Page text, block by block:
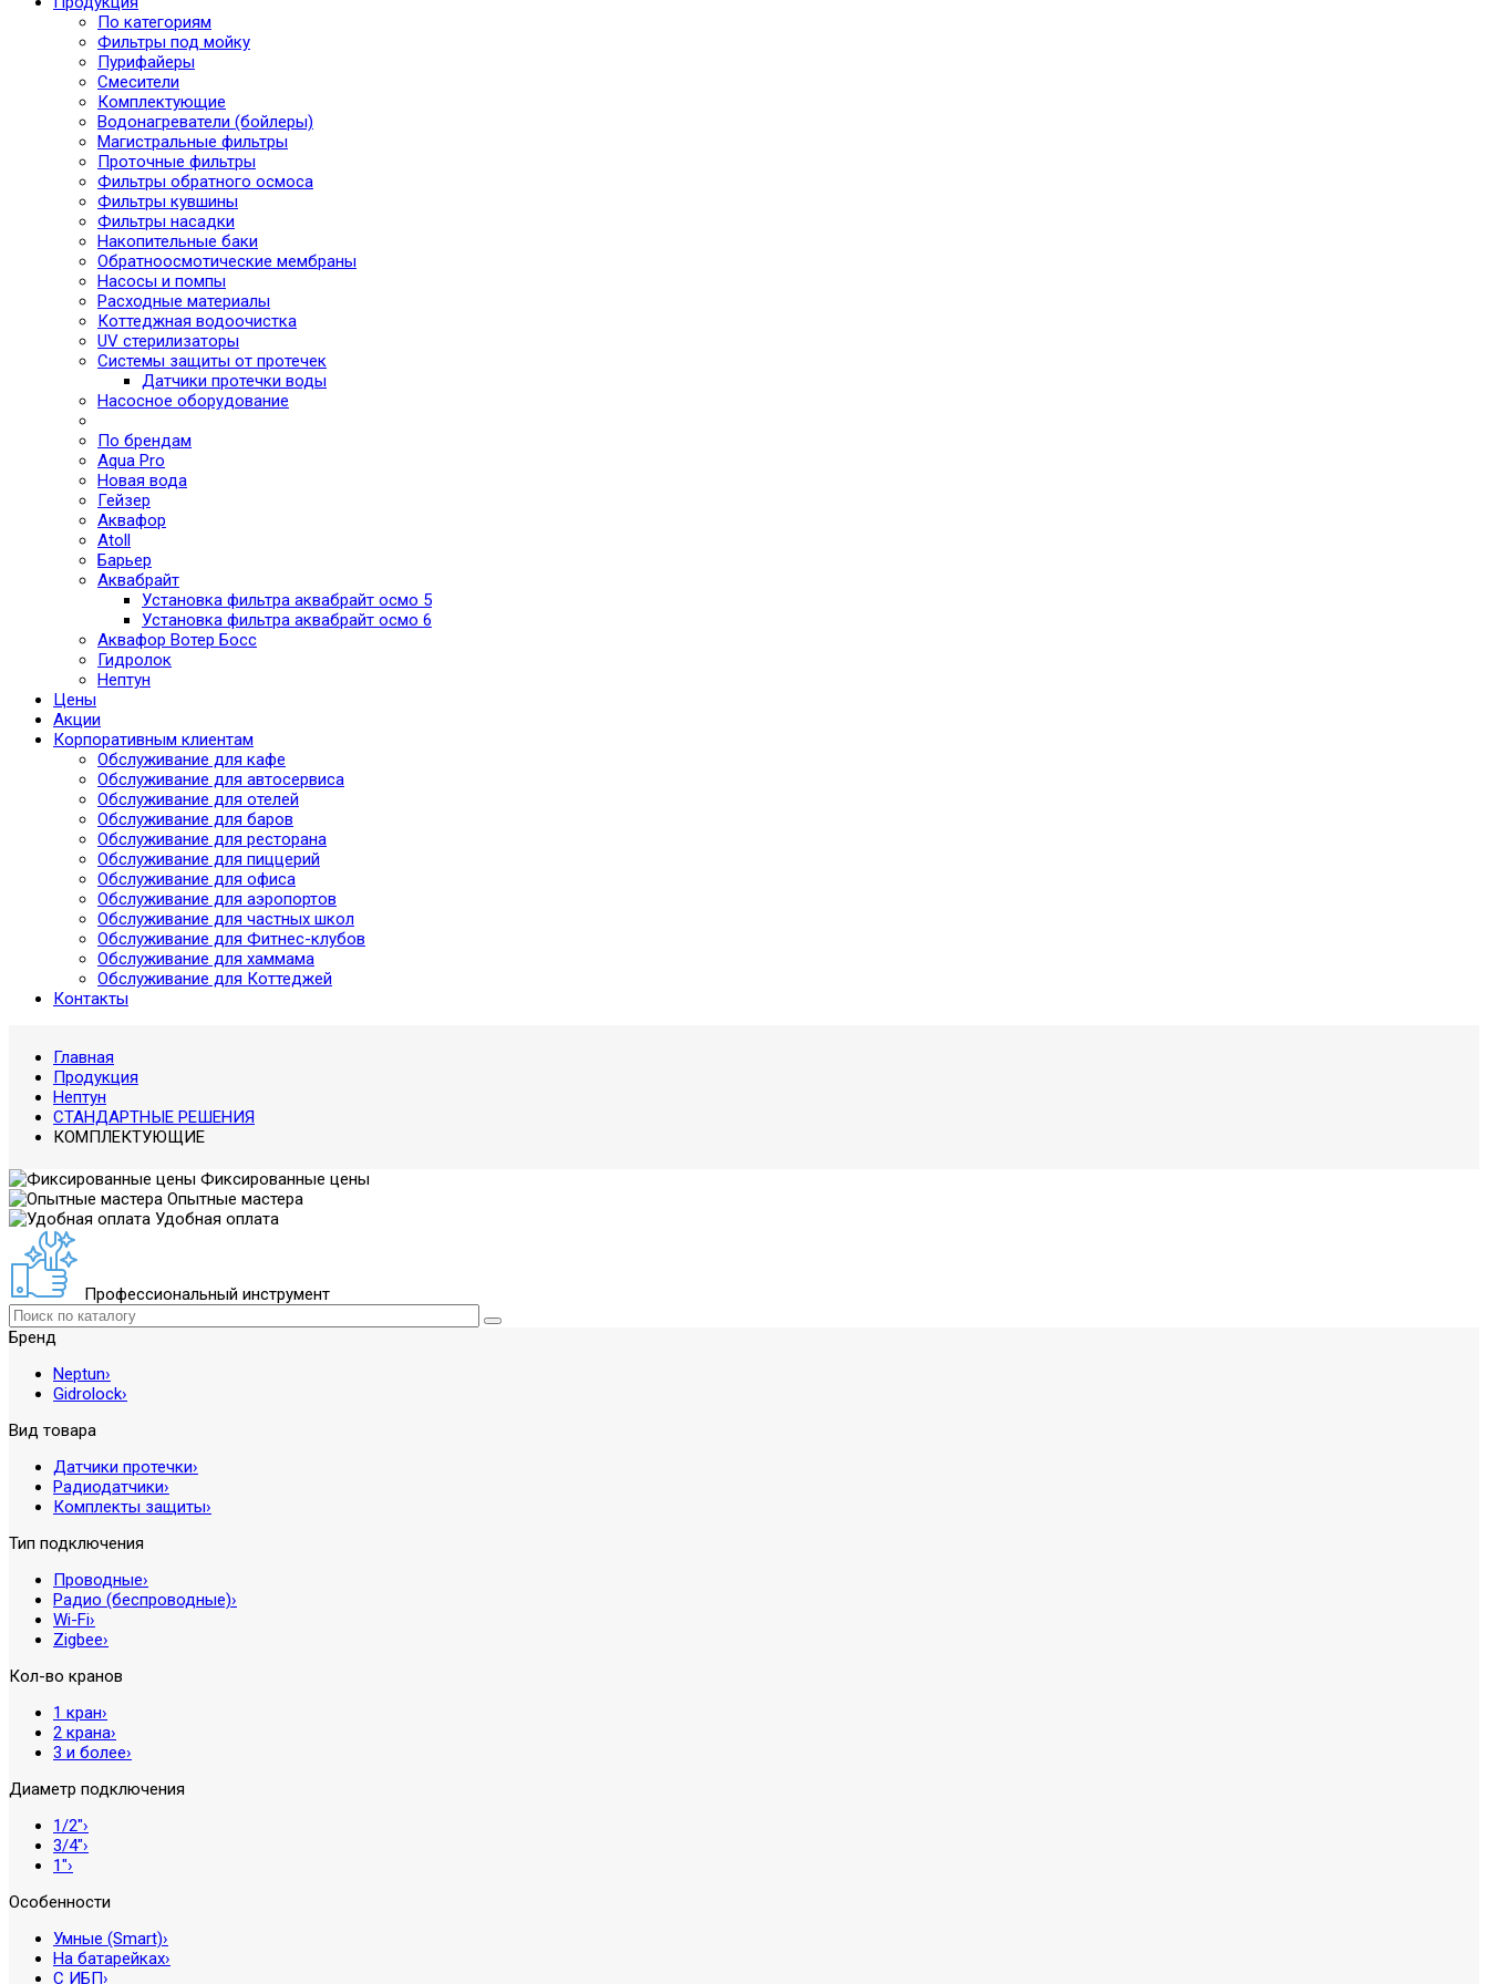
По категориям
Фильтры под мойку
Пурифайеры
Смесители
Комплектующие
Водонагреватели (бойлеры)
Магистральные фильтры
Проточные фильтры
Фильтры обратного осмоса
Фильтры кувшины
Фильтры насадки
Накопительные баки
Обратноосмотические мембраны
Насосы и помпы
Расходные материалы
Коттеджная водоочистка
UV стерилизаторы
Системы защиты от протечек
Датчики протечки воды
Насосное оборудование
По брендам
Aqua Pro
Новая вода
Гейзер
Аквафор
Atoll
Барьер
Аквабрайт
Установка фильтра аквабрайт осмо 5
Установка фильтра аквабрайт осмо 6
Аквафор Вотер Босс
Гидролок
Нептун
Цены
Акции
Корпоративным клиентам
Обслуживание для кафе
Обслуживание для автосервиса
Обслуживание для отелей
Обслуживание для баров
Обслуживание для ресторана
Обслуживание для пиццерий
Обслуживание для офиса
Обслуживание для аэропортов
Обслуживание для частных школ
Обслуживание для Фитнес-клубов
Обслуживание для хаммама
Обслуживание для Коттеджей
Контакты
Главная
Продукция
Нептун
СТАНДАРТНЫЕ РЕШЕНИЯ
КОМПЛЕКТУЮЩИЕ
Фиксированные цены
Опытные мастера
Удобная оплата
Профессиональный инструмент
Бренд
Neptun›
Gidrolock›
Вид товара
Датчики протечки›
Радиодатчики›
Комплекты защиты›
Тип подключения
Проводные›
Радио (беспроводные)›
Wi-Fi›
Zigbee›
Кол-во кранов
1 кран›
2 крана›
3 и более›
Диаметр подключения
1/2″›
3/4″›
1″›
Особенности
Умные (Smart)›
На батарейках›
С ИБП›